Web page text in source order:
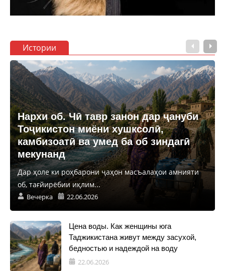
Истории
Нархи об. Чӣ тавр занон дар ҷануби
Тоҷикистон миёни хушксолӣ,
камбизоатӣ ва умед ба об зиндагӣ
мекунанд
Дар ҳоле ки роҳбарони ҷаҳон масъалаҳои амнияти
об, тағйирёбии иқлим...
Вечерка 22.06.2026
Цена воды. Как женщины юга
Таджикистана живут между засухой,
бедностью и надеждой на воду
22.06.2026